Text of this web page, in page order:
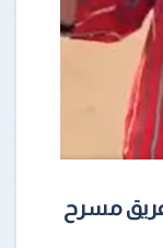
فريق مسرح